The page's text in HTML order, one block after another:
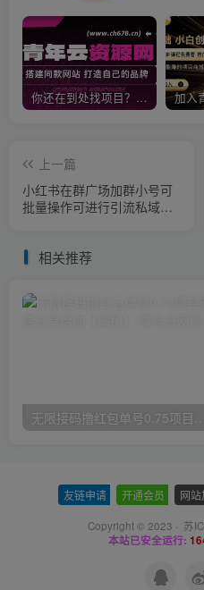
你还在到处找项目？还在当韭菜？我靠卖项目一个月收入5万+，曾经我也是个失败者。
上一篇
小红书在群广场加群小号可
批量操作可进行引流私域
相关推荐
无限接码撸红包单号0.75项目无偿分享给你【揭秘】
友链申请 开通会员 网站
Copyright © 2023 · 苏
本站已安全运行: